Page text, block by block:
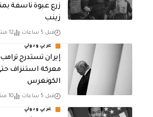
زرع عبوة ناسفة
زينب
قبل 5 ساعات 12 مشاهدات
عربي ودولي
إيران تستدرج ترامب
معركة استنزاف
الكونغرس
قبل 5 ساعات 10 مشاهدات
عربي ودولي